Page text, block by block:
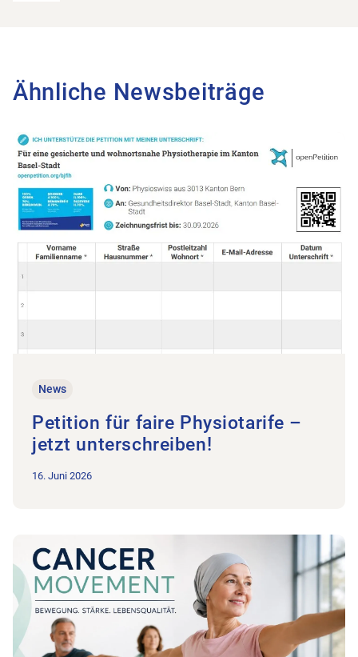
Ähnliche Newsbeiträge
News
Petition für faire Physiotarife –
jetzt unterschreiben!
16. Juni 2026
Zum Beitrag Petition für faire Physiotarife – jetzt
Zum Beitrag 18.08.2026: Fortbildungsabend zum Thema